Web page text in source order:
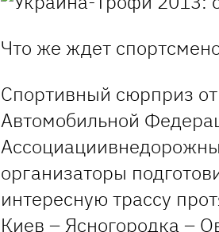
Что же ждет
Спортивный сюрприз
Автомобильной
организаторы
интересную трассу
Киев – Ясногородка –